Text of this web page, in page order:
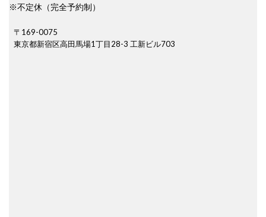
※不定休（完全予約制）
〒169-0075
東京都新宿区高田馬場1丁目28-3 工新ビル703